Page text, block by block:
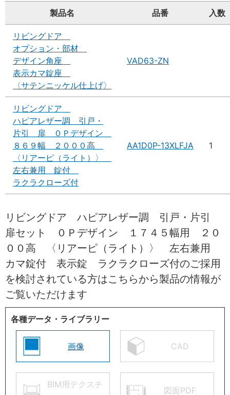
製品名 品番 入数
リビングドア
オプション・部材
デザイン角座
表示カマ錠座
〈サテンニッケル仕上げ〉
VAD63-ZN
リビングドア
ハピアレザー調 引戸・
片引 扉 ０Ｐデザイン
８６９幅 ２０００高
〈リアーピ（ライト）〉
左右兼用 錠付
ラクラクローズ付
AA1D0P-13XLFJA 1
リビングドア ハピアレザー調 引戸・片引
扉セット ０Ｐデザイン １７４５幅用 ２０
００高 〈リアーピ（ライト）〉 左右兼用
カマ錠付 表示錠 ラクラクローズ付のご採用
を検討されている方はこちらから製品の情報が
ご覧いただけます
各種データ・ライブラリー
画像 CAD
BIM用テクスチ
図面PDF